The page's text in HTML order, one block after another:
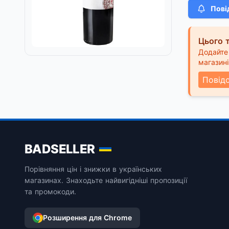
Цього
BADSELLER
Порівняння цін і знижки в українських
магазинах. Знаходьте найвигідніші пропозиції
та промокоди.
Розширення для Chrome